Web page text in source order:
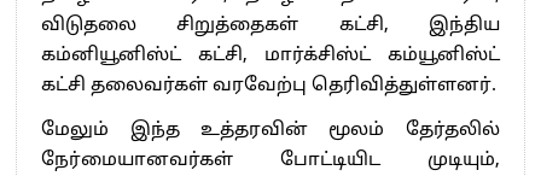
விடுதலை சிறுத்தைகள் கட்சி, இந்திய
கம்னியூனிஸ்ட் கட்சி, மார்க்சிஸ்ட் கம்யூனிஸ்ட்
கட்சி தலைவர்கள் வரவேற்பு தெரிவித்துள்ளனர்.
மேலும் இந்த உத்தரவின் மூலம் தேர்தலில்
நேர்மையானவர்கள் போட்டியிட முடியும்,